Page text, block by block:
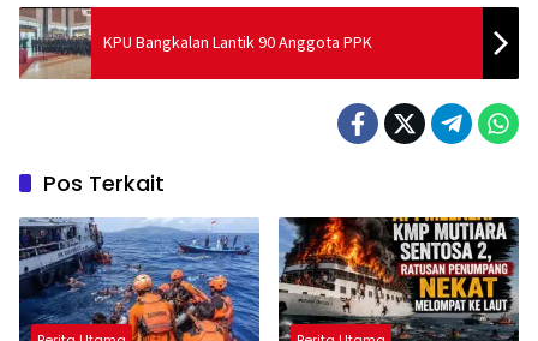
KPU Bangkalan Lantik 90 Anggota PPK
Pos Terkait